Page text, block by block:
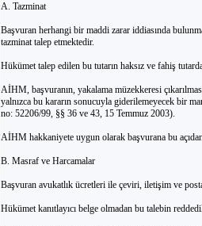
A. Tazminat
Başvuran herhangi bir maddi zarar iddiasında
tazminat talep etmektedir.
Hükümet talep edilen bu tutarın haksız ve fahiş
AİHM, başvuranın, yakalama müzekkeresi
yalnızca bu kararın sonucuyla giderilemeyecek bir
no: 52206/99, §§ 36 ve 43, 15 Temmuz 2003).
AİHM hakkaniyete uygun olarak başvurana bu
B. Masraf ve Harcamalar
Başvuran avukatlık ücretleri ile çeviri, iletişim ve
Hükümet kanıtlayıcı belge olmadan bu talebin